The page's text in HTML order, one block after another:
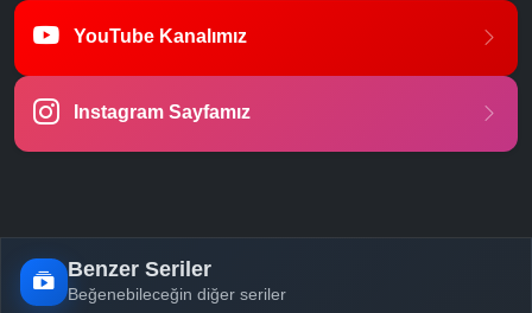
YouTube Kanalımız
Instagram Sayfamız
Benzer Seriler
Beğenebileceğin diğer seriler